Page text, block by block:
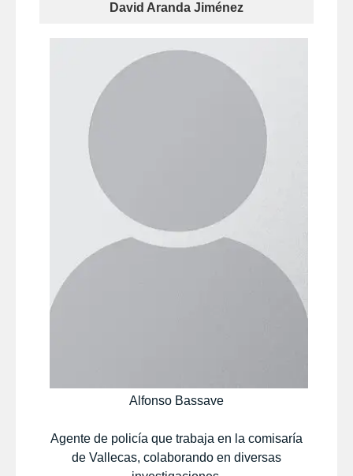
David Aranda Jiménez
Alfonso Bassave
Agente de policía que trabaja en la comisaría
de Vallecas, colaborando en diversas